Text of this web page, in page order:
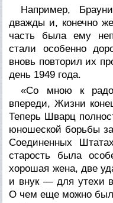
Например,
дважды и, конечно
часть была ему
стали особенно
вновь повторил их
день 1949 года.
«Со мною к
впереди, Жизни
Теперь Шварц
юношеской борьбы
Соединенных
старость была
хорошая жена, две
и внук — для утехи
О чем еще можно